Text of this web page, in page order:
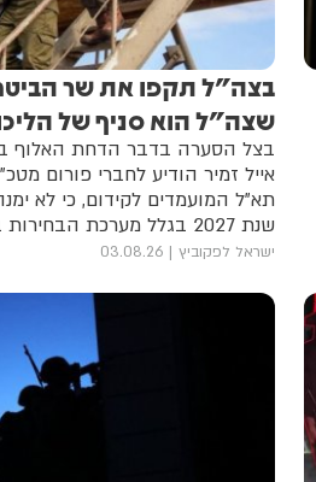
בצה"ל תקפו את שר
שצה"ל הוא סניף של
בצל הסערה בדבר הדחת האלוף
אייל זמיר הודיע לחברי פורום
תא"ל המועמדים לקידום, כי לא
שנת 2027 בגלל מערכת הבחירות בישראל | כל הפרטים
ישראל לפקוביץ 03.08.26